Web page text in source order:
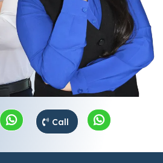
Call